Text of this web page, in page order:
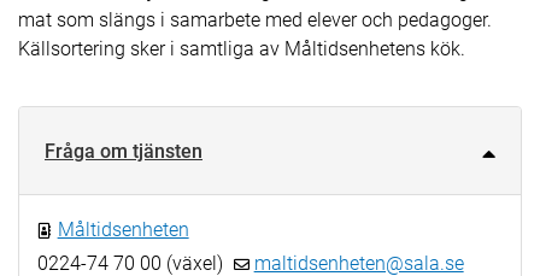
mat som slängs i samarbete med elever och pedagoger.
Källsortering sker i samtliga av Måltidsenhetens kök.
Fråga om tjänsten
Måltidsenheten
0224-74 70 00 (växel)
maltidsenheten@sala.se